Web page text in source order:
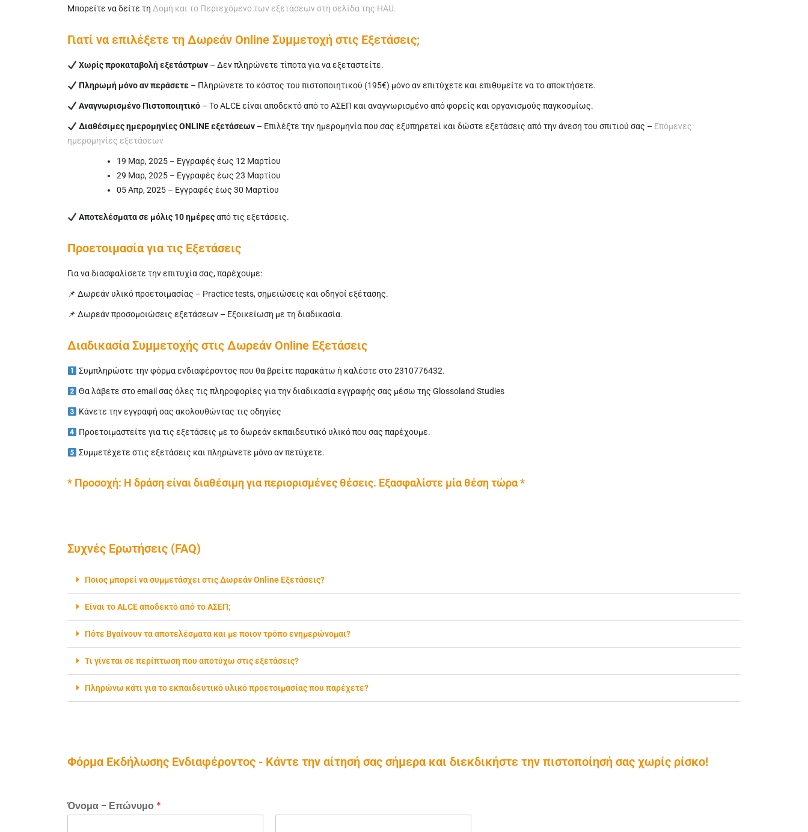
Μπορείτε να δείτε τη Δομή και το Περιεχόμενο των εξετάσεων στη σελίδα της HAU.
Γιατί να επιλέξετε τη Δωρεάν Online Συμμετοχή στις Εξετάσεις;
Χωρίς προκαταβολή εξετάστρων– Δεν πληρώνετε τίποτα για να εξεταστείτε.
Πληρωμή μόνο αν περάσετε– Πληρώνετε το κόστος του πιστοποιητικού (195€) μόνο αν επιτύχετε και επιθυμείτε να το αποκτήσετε.
Αναγνωρισμένο Πιστοποιητικό– Το ALCE είναι αποδεκτό από το ΑΣΕΠ και αναγνωρισμένο από φορείς και οργανισμούς παγκοσμίως.
Διαθέσιμες ημερομηνίες ONLINE εξετάσεων – Επιλέξτε την ημερομηνία που σας εξυπηρετεί και δώστε εξετάσεις από την άνεση του σπιτιού σας – Επόμενες
ημερομηνίες εξετάσεων
19 Μαρ, 2025 – Εγγραφές έως 12 Μαρτίου
29 Μαρ, 2025 – Εγγραφές έως 23 Μαρτίου
05 Απρ, 2025 – Εγγραφές έως 30 Μαρτίου
Αποτελέσματα σε μόλις 10 ημέρεςαπό τις εξετάσεις.
Προετοιμασία για τις Εξετάσεις
Για να διασφαλίσετε την επιτυχία σας, παρέχουμε:
📌 Δωρεάν υλικό προετοιμασίας – Practice tests, σημειώσεις και οδηγοί εξέτασης.
📌 Δωρεάν προσομοιώσεις εξετάσεων – Εξοικείωση με τη διαδικασία.
Διαδικασία Συμμετοχής στις Δωρεάν Online Εξετάσεις
Συμπληρώστε την φόρμα ενδιαφέροντος που θα βρείτε παρακάτω ή καλέστε στο 2310776432.
Θα λάβετε στο email σας όλες τις πληροφορίες για την διαδικασία εγγραφής σας μέσω της Glossoland Studies
Κάνετε την εγγραφή σας ακολουθώντας τις οδηγίες
Προετοιμαστείτε για τις εξετάσεις με το δωρεάν εκπαιδευτικό υλικό που σας παρέχουμε.
Συμμετέχετε στις εξετάσεις και πληρώνετε μόνο αν πετύχετε.
* Προσοχή: Η δράση είναι διαθέσιμη για περιορισμένες θέσεις. Εξασφαλίστε μία θέση τώρα *
Συχνές Ερωτήσεις (FAQ)
Ποιος μπορεί να συμμετάσχει στις Δωρεάν Online Εξετάσεις?
Είναι το ALCE αποδεκτό από το ΑΣΕΠ;
Πότε Βγαίνουν τα αποτελέσματα και με ποιον τρόπο ενημερώνομαι?
Τι γίνεται σε περίπτωση που αποτύχω στις εξετάσεις?
Πληρώνω κάτι για το εκπαιδευτικό υλικό προετοιμασίας που παρέχετε?
Φόρμα Εκδήλωσης Ενδιαφέροντος - Κάντε την αίτησή σας σήμερα και διεκδικήστε την πιστοποίησή σας χωρίς ρίσκο!
Όνομα - Επώνυμο *